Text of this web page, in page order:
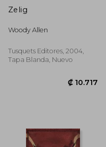
Zelig
Woody Allen
Tusquets Editores, 2004,
Tapa Blanda, Nuevo